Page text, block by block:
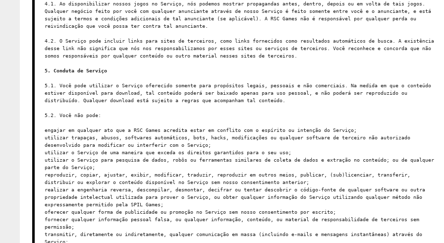
4.1. Ao disponibilizar nossos jogos no Serviço, nós podemos mostrar propagandas antes, dentro, depois ou em volta de tais jogos.
Qualquer negócio feito por você com qualquer anunciante através de nosso Serviço é feito somente entre você e o anunciante, e está
sujeito a termos e condições adicionais de tal anunciante (se aplicável). A RSC Games não é responsável por qualquer perda ou
reivindicação que você possa ter contra tal anunciante.
4.2. O Serviço pode incluir links para sites de terceiros, como links fornecidos como resultados automáticos de busca. A existência
desse link não significa que nós nos responsabilizamos por esses sites ou serviços de terceiros. Você reconhece e concorda que não
somos responsáveis por qualquer conteúdo ou outro material nesses sites de terceiros.
5. Conduta de Serviço
5.1. Você pode utilizar o Serviço oferecido somente para propósitos legais, pessoais e não comerciais. Na medida em que o conteúdo
estiver disponível para download, tal conteúdo poderá ser baixado apenas para uso pessoal, e não poderá ser reproduzido ou
distribuído. Qualquer download está sujeito a regras que acompanham tal conteúdo.
5.2. Você não pode:
engajar em qualquer ato que a RSC Games acredita estar em conflito com o espírito ou intenção do Serviço;
utilizar trapaças, abusos, softwares automáticos, bots, hacks, modificações ou qualquer software de terceiro não autorizado
desenvolvido para modificar ou interferir com o Serviço;
utilizar o Serviço de uma maneira que exceda os direitos garantidos para o seu uso;
utilizar o Serviço para pesquisa de dados, robôs ou ferramentas similares de coleta de dados e extração no conteúdo; ou de qualquer
parte do Serviço;
reproduzir, copiar, ajustar, exibir, modificar, traduzir, reproduzir em outros meios, publicar, (sub)licenciar, transferir,
distribuir ou explorar o conteúdo disponível no Serviço sem nosso consentimento anterior;
realizar a engenharia reversa, descompilar, desmontar, decifrar ou tentar descobrir o código-fonte de qualquer software ou outra
propriedade intelectual utilizada para prover o Serviço, ou obter qualquer informação do Serviço utilizando qualquer método não
expressamente permitido pela SPIL Games;
oferecer qualquer forma de publicidade ou promoção no Serviço sem nosso consentimento por escrito;
fornecer qualquer informação pessoal falsa, ou qualquer informação, conteúdo, ou material de responsabilidade de terceiros sem
permissão;
transmitir, diretamente ou indiretamente, qualquer comunicação em massa (incluindo e-mails e mensagens instantâneas) através do
Serviço;